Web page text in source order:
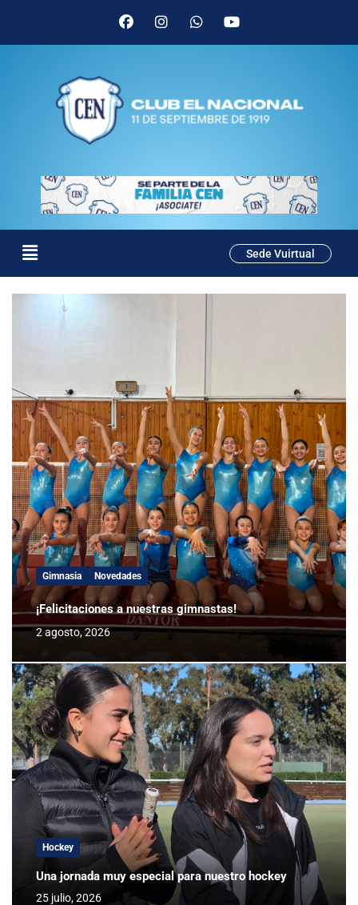
Sede Vuirtual
Gimnasia Novedades
¡Felicitaciones a nuestras gimnastas!
2 agosto, 2026
Hockey
Una jornada muy especial para nuestro hockey
25 julio, 2026